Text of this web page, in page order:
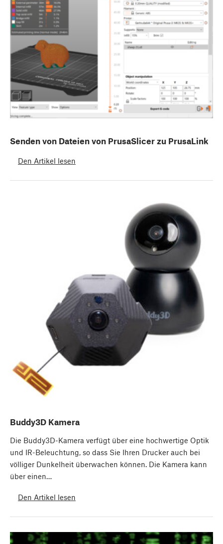
Senden von Dateien von PrusaSlicer zu PrusaLink
Den Artikel lesen
Buddy3D Kamera
Die Buddy3D-Kamera verfügt über eine hochwertige Optik
und IR-Beleuchtung, so dass Sie Ihren Drucker auch bei
völliger Dunkelheit überwachen können. Die Kamera kann
über einen…
Den Artikel lesen